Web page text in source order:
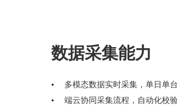
数据采集能力
多模态数据实时采集，单日单
端云协同采集流程，自动化校